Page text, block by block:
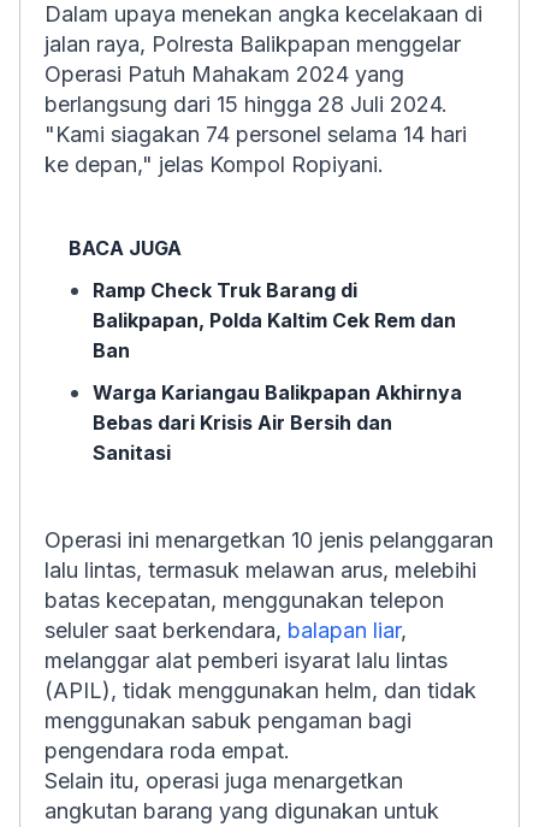
Dalam upaya menekan angka kecelakaan di
jalan raya, Polresta Balikpapan menggelar
Operasi Patuh Mahakam 2024 yang
berlangsung dari 15 hingga 28 Juli 2024.
"Kami siagakan 74 personel selama 14 hari
ke depan," jelas Kompol Ropiyani.
BACA JUGA
Ramp Check Truk Barang di
Balikpapan, Polda Kaltim Cek Rem dan
Ban
Warga Kariangau Balikpapan Akhirnya
Bebas dari Krisis Air Bersih dan
Sanitasi
Operasi ini menargetkan 10 jenis pelanggaran
lalu lintas, termasuk melawan arus, melebihi
batas kecepatan, menggunakan telepon
seluler saat berkendara, balapan liar,
melanggar alat pemberi isyarat lalu lintas
(APIL), tidak menggunakan helm, dan tidak
menggunakan sabuk pengaman bagi
pengendara roda empat.
Selain itu, operasi juga menargetkan
angkutan barang yang digunakan untuk